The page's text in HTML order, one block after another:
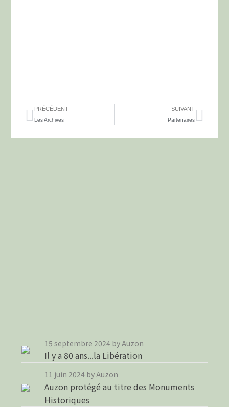
PRÉCÉDENT
Les Archives
SUIVANT
Partenaires
15 septembre 2024 by Auzon
Il y a 80 ans...la Libération
11 juin 2024 by Auzon
Auzon protégé au titre des Monuments
Historiques